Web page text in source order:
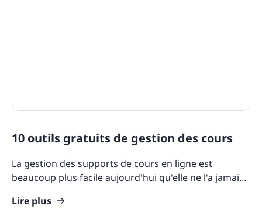
10 outils gratuits de gestion des cours
La gestion des supports de cours en ligne est
beaucoup plus facile aujourd'hui qu'elle ne l'a jamais
Lire plus